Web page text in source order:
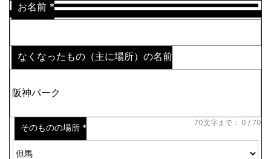
お名前 *
なくなったもの（主に場所）の名前
70文字まで： 0 / 70
そのものの場所 *